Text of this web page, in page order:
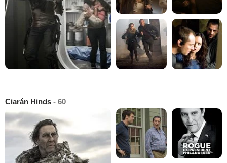
Ciarán Hinds - 60